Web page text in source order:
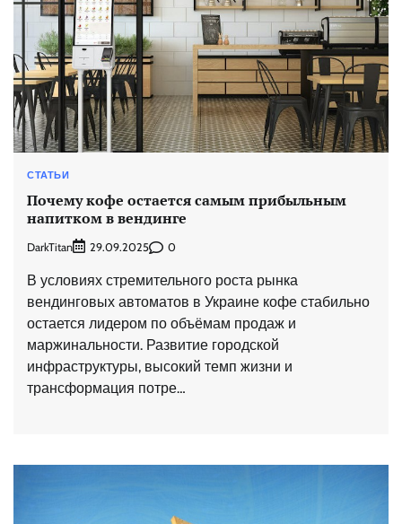
СТАТЬИ
Почему кофе остается самым прибыльным
напитком в вендинге
DarkTitan 29.09.2025 0
В условиях стремительного роста рынка
вендинговых автоматов в Украине кофе стабильно
остается лидером по объёмам продаж и
маржинальности. Развитие городской
инфраструктуры, высокий темп жизни и
трансформация потре…